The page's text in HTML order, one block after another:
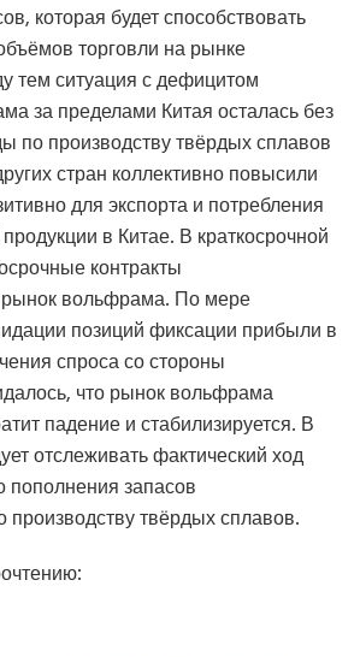
которая будет способствовать
торговли на рынке
тем ситуация с дефицитом
за пределами Китая осталась без
по производству твёрдых сплавов
стран коллективно повысили
для экспорта и потребления
в Китае. В краткосрочной
контракты
рынок вольфрама. По мере
позиций фиксации прибыли в
спроса со стороны
что рынок вольфрама
падение и стабилизируется. В
отслеживать фактический ход
пополнения запасов
производству твёрдых сплавов.